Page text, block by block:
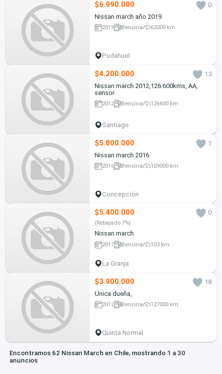
$6.990.000
0
Nissan march año 2019
2019 Bencina 62000 km
Pudahuel
$4.200.000
13
Nissan march 2012,126.600kms, AA,
sensor
2012 Bencina 126600 km
Santiago
$5.800.000
1
Nissan march 2016
2016 Bencina 109000 km
Concepción
$5.400.000 0
(Rebajado 7%)
Nissan march
2017 Bencina 103 km
La Granja
$3.900.000
18
Única dueña,
2012 Bencina 127000 km
Quinta Normal
Encontramos 62 Nissan March en Chile, mostrando 1 a 30
anuncios